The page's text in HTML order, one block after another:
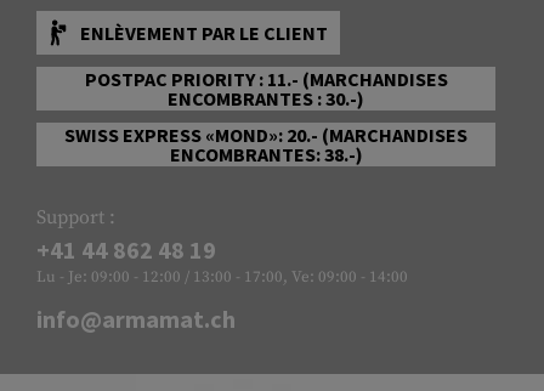
ENLÈVEMENT PAR LE CLIENT
POSTPAC PRIORITY : 11.- (MARCHANDISES
ENCOMBRANTES : 30.-)
SWISS EXPRESS «MOND»: 20.- (MARCHANDISES
ENCOMBRANTES: 38.-)
Support :
+41 44 862 48 19
Lu - Je: 09:00 - 12:00 / 13:00 - 17:00, Ve: 09:00 - 14:00
info@armamat.ch